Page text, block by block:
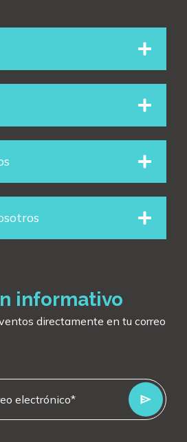
i
r
m
informativo
directamente en tu correo